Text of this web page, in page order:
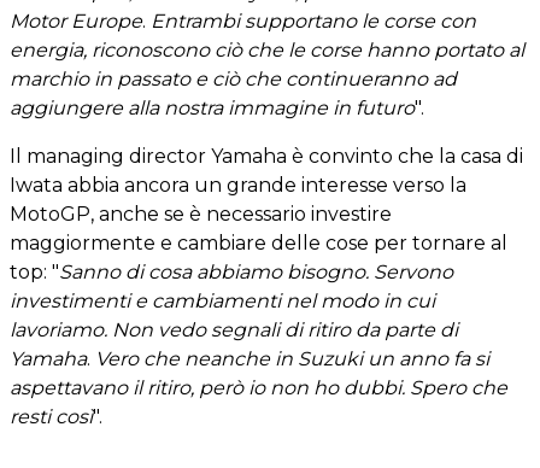
Motor Europe. Entrambi supportano le corse con
energia, riconoscono ciò che le corse hanno portato al
marchio in passato e ciò che continueranno ad
aggiungere alla nostra immagine in futuro".
Il managing director Yamaha è convinto che la casa di
Iwata abbia ancora un grande interesse verso la
MotoGP, anche se è necessario investire
maggiormente e cambiare delle cose per tornare al
top: "Sanno di cosa abbiamo bisogno. Servono
investimenti e cambiamenti nel modo in cui
lavoriamo. Non vedo segnali di ritiro da parte di
Yamaha. Vero che neanche in Suzuki un anno fa si
aspettavano il ritiro, però io non ho dubbi. Spero che
resti così".